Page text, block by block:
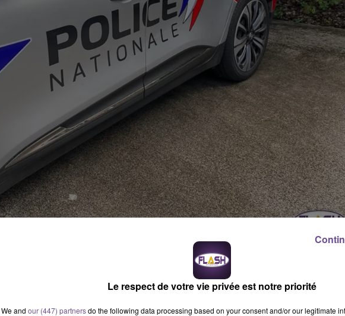
de Police de Limoges au 05 55 14 31 50 ou 31 39.
s’est produite, au niveau du rond-point de « Tarz en Arbre » à Limoges (rond-
boulevard Robert Schuman), entre un camion citerne et une moto de type 125.
Le respect de votre vie privée est notre priorité
We and our (447) partnersdo the following data processing based on your consent and/or our legitimate